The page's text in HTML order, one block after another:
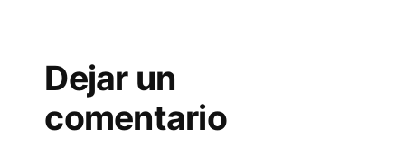
Dejar un
comentario